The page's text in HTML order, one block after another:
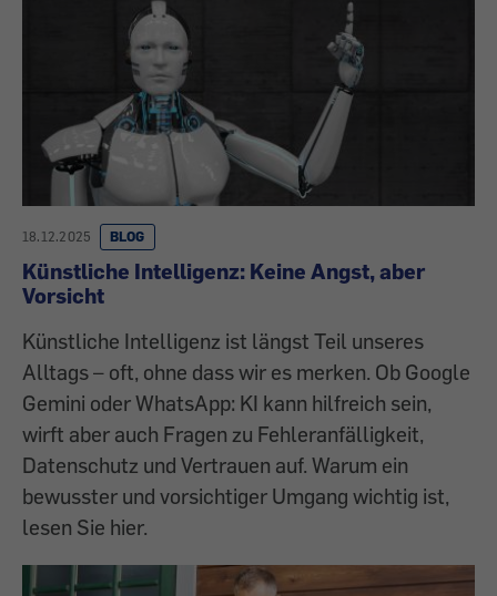
18.12.2025 BLOG
Künstliche Intelligenz: Keine Angst, aber
Vorsicht
Künstliche Intelligenz ist längst Teil unseres
Alltags – oft, ohne dass wir es merken. Ob Google
Gemini oder WhatsApp: KI kann hilfreich sein,
wirft aber auch Fragen zu Fehleranfälligkeit,
Datenschutz und Vertrauen auf. Warum ein
bewusster und vorsichtiger Umgang wichtig ist,
lesen Sie hier.